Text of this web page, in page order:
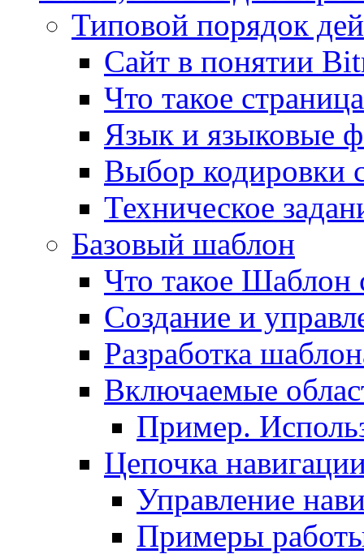
Типовой порядок
Сайт в понятии
Что такое страница
Язык и языковые
Выбор кодировки
Техническое
Базовый шаблон
Что такое Шаблон
Создание и
Разработка
Включаемые
Пример.
Цепочка
Управление
Примеры